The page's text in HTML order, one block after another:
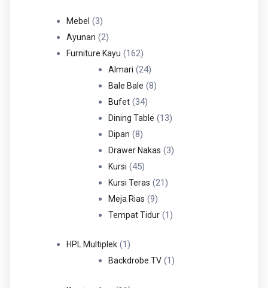
Mebel 33
Produk
Ayunan 22
Produk
Furniture Kayu 162162
Produk
Almari 2424
Produk
Bale Bale 88
Bufet 3434
Produk
Dining Table 1313
Dipan 88
Produk
Drawer Nakas 33
Kursi 4545
Produk
Kursi Teras 2121
Meja Rias 99
Produk
Tempat Tidur 11
HPL Multiplek 11
Produk
Backdrobe TV 11